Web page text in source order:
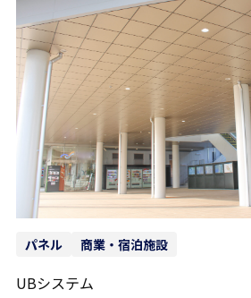
パネル 商業・宿泊施設
UBシステム